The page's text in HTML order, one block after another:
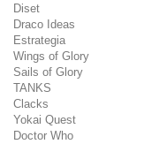
Diset
Draco Ideas
Estrategia
Wings of Glory
Sails of Glory
TANKS
Clacks
Yokai Quest
Doctor Who